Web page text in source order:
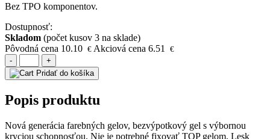
Bez TPO komponentov.
Dostupnosť:
Skladom (počet kusov 3 na sklade)
Pôvodná cena 10.10 € Akciová cena 6.51 €
-
+
Pridať do košíka
Popis produktu
Nová generácia farebných gelov, bezvýpotkový gel s výbornou
kryciou schopnosťou. Nie je potrebné fixovať TOP gelom. Lesk